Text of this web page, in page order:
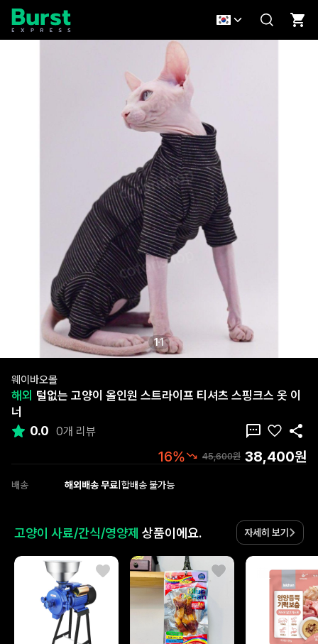
11
웨이바오몰
해외 털없는 고양이 올인원 스트라이프 티셔츠 스핑크스 옷 이
너
0.0 0개 리뷰
16% 45,600원 38,400원
배송 해외배송 무료 합배송 불가능
고양이 사료/간식/영양제 상품이에요. 자세히 보기